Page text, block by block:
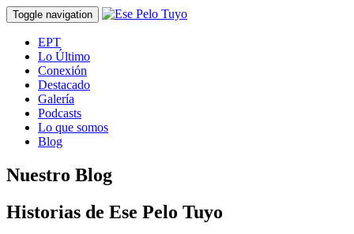
Toggle navigation
EPT
Lo Último
Conexión
Destacado
Galería
Podcasts
Lo que somos
Blog
Nuestro Blog
Historias de Ese Pelo Tuyo